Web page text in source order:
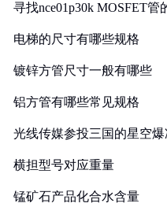
寻找nce01p30k MOSFET
电梯的尺寸有哪些规格
镀锌方管尺寸一般有哪些
铝方管有哪些常见规格
光线传媒参投三国的星空爆
横担型号对应重量
锰矿石产品化合水含量